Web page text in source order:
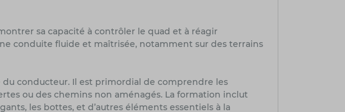
sa capacité à contrôler le quad et à réagir
conduite fluide et maîtrisée, notamment sur des terrains
du conducteur. Il est primordial de comprendre les
ou des chemins non aménagés. La formation inclut
les bottes, et d’autres éléments essentiels à la